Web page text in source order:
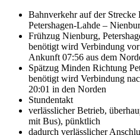
Bahnverkehr auf der
Petershagen-Lahde –
Frühzug Nienburg,
benötigt wird Verbindung
Ankunft 07:56 aus dem
Spätzug Minden Richtung
benötigt wird Verbindung
20:01 in den Norden
Stundentakt
verlässlicher Betrieb,
mit Bus), pünktlich
dadurch verlässlicher